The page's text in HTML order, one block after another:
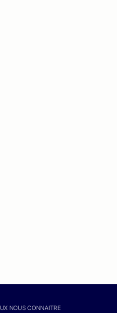
NOUS CONNAITRE